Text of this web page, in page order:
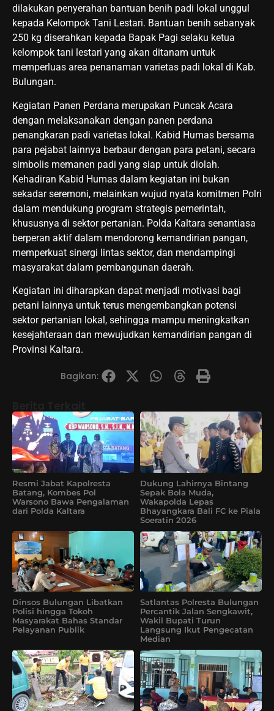
dilakukan penyerahan bantuan benih padi lokal unggul
kepada Kelompok Tani Lestari. Bantuan benih sebanyak
250 kg diserahkan kepada Bapak Pagi selaku ketua
kelompok tani lestari yang akan ditanam untuk
memperluas area penanaman varietas padi lokal di Kab.
Bulungan.
Kegiatan Panen Perdana merupakan Puncak Acara
dengan melaksanakan dengan panen perdana
penangkaran padi varietas lokal. Kabid Humas bersama
para pejabat lainnya berbaur dengan para petani, secara
simbolis memanen padi yang siap untuk diolah.
Kehadiran Kabid Humas dalam kegiatan ini bukan
sekadar seremoni, melainkan wujud nyata komitmen Polri
dalam mendukung program strategis pemerintah,
khususnya di sektor pertanian. Polda Kaltara senantiasa
berperan aktif dalam mendorong kemandirian pangan,
memperkuat sinergi lintas sektor, dan mendampingi
masyarakat dalam pembangunan daerah.
Kegiatan ini diharapkan dapat menjadi motivasi bagi
petani lainnya untuk terus mengembangkan potensi
sektor pertanian lokal, sehingga mampu meningkatkan
kesejahteraan dan mewujudkan kemandirian pangan di
Provinsi Kaltara.
Bagikan:
Resmi Jabat Kapolresta
Batang, Kombes Pol
Warsono Bawa Pengalaman
dari Polda Kaltara
Dukung Lahirnya Bintang
Sepak Bola Muda,
Wakapolda Lepas
Bhayangkara Bali FC ke Piala
Soeratin 2026
Dinsos Bulungan Libatkan
Polisi hingga Tokoh
Masyarakat Bahas Standar
Pelayanan Publik
Satlantas Polresta Bulungan
Percantik Jalan Sengkawit,
Wakil Bupati Turun
Langsung Ikut Pengecatan
Median